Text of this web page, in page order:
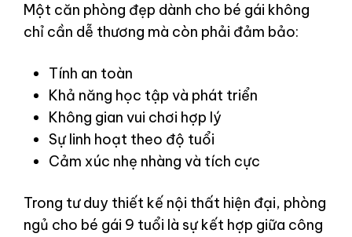
Một căn phòng đẹp dành cho bé gái không
chỉ cần dễ thương mà còn phải đảm bảo:
Tính an toàn
Khả năng học tập và phát triển
Không gian vui chơi hợp lý
Sự linh hoạt theo độ tuổi
Cảm xúc nhẹ nhàng và tích cực
Trong tư duy thiết kế nội thất hiện đại, phòng
ngủ cho bé gái 9 tuổi là sự kết hợp giữa công